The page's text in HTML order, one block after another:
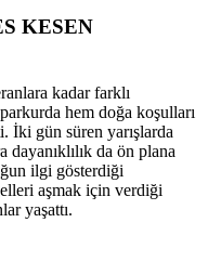
KESEN
kadar farklı
hem doğa koşulları
İki gün süren yarışlarda
dayanıklılık da ön plana
ilgi gösterdiği
aşmak için verdiği
yaşattı.